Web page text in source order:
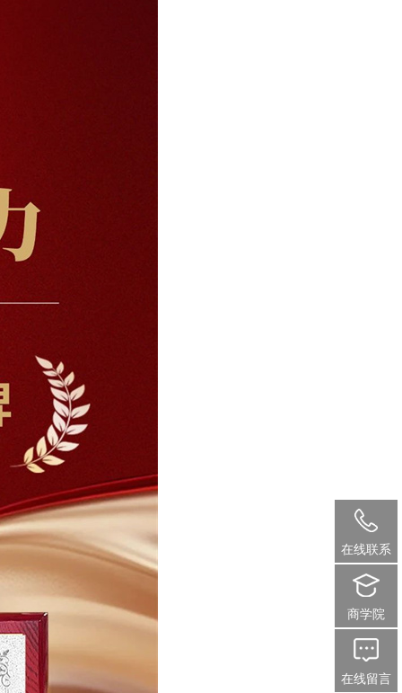
在线联系
商学院
在线留言